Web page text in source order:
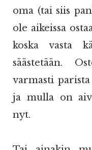
oma (tai siis
ole aikeissa
koska vasta
säästetään.
varmasti
ja mulla on
nyt.